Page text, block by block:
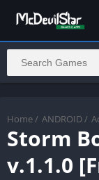
Home / ANDROID /
Storm
v.1.1.0